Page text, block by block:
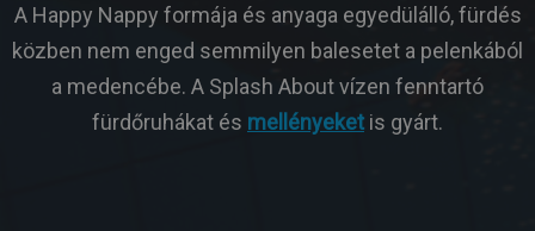
A Happy Nappy formája és anyaga egyedülálló, fürdés
közben nem enged semmilyen balesetet a pelenkából
a medencébe. A Splash About vízen fenntartó
fürdőruhákat és mellényeket is gyárt.